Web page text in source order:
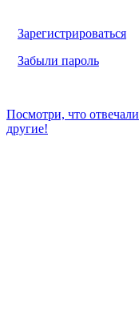
Зарегистрироваться
Забыли пароль
Посмотри, что отвeчали
другие!